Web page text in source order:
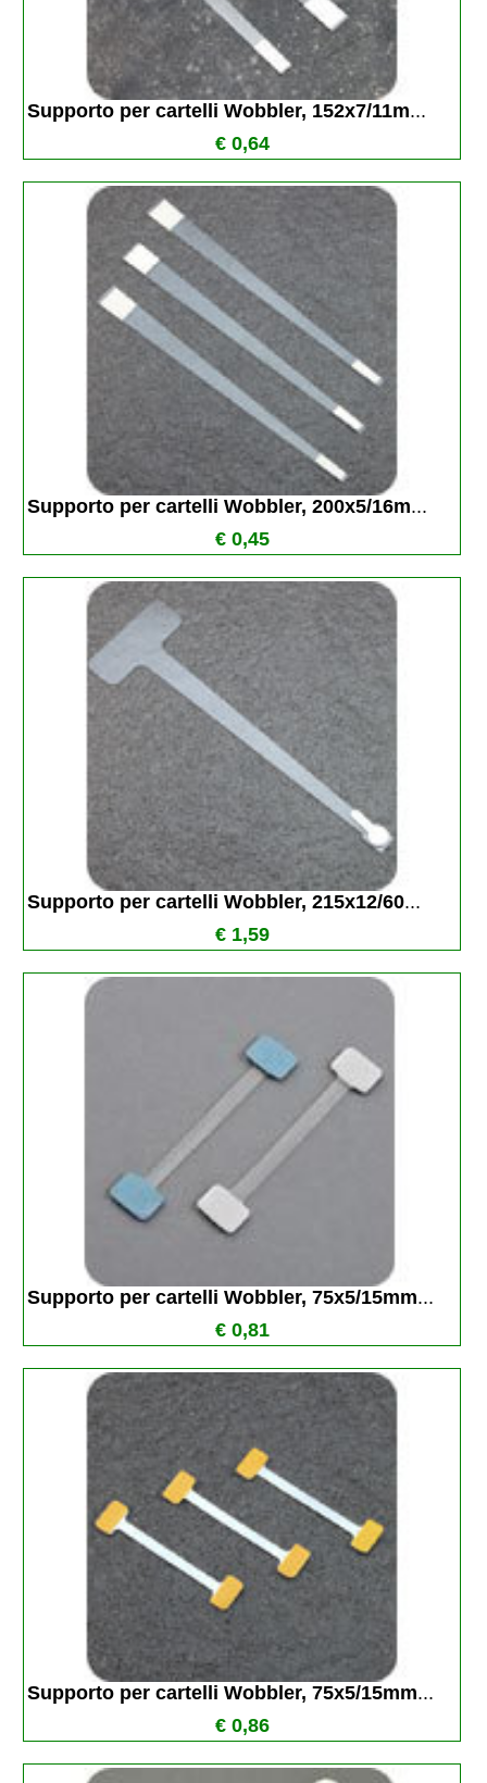
Supporto per cartelli Wobbler, 152x7/11m...
€ 0,64
Supporto per cartelli Wobbler, 200x5/16m...
€ 0,45
Supporto per cartelli Wobbler, 215x12/60...
€ 1,59
Supporto per cartelli Wobbler, 75x5/15mm...
€ 0,81
Supporto per cartelli Wobbler, 75x5/15mm...
€ 0,86